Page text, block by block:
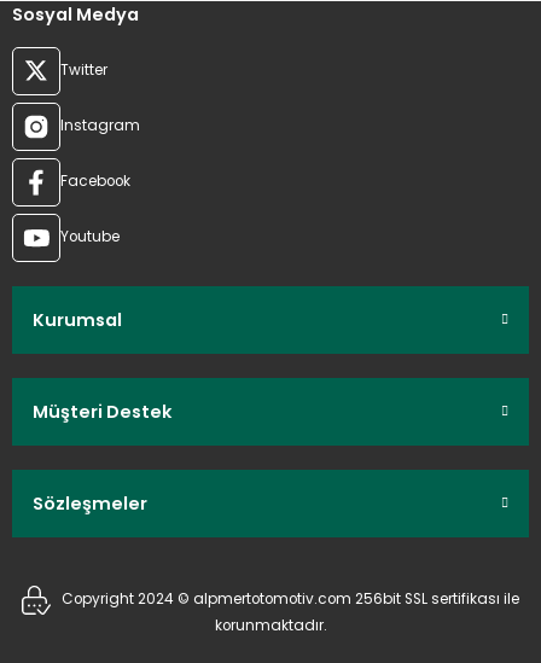
Sosyal Medya
Twitter
Instagram
Facebook
Youtube
Kurumsal
Müşteri Destek
Sözleşmeler
Copyright 2024 © alpmertotomotiv.com 256bit SSL sertifikası ile
korunmaktadır.